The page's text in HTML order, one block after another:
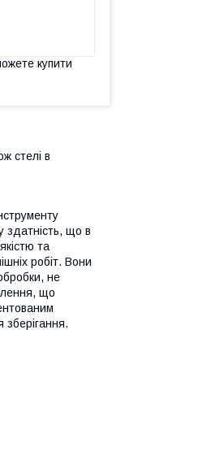
купити
стелі в
здатність, що в
та
робіт. Вони
не
що